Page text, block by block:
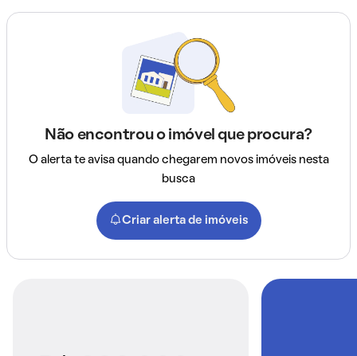
Não encontrou o imóvel que procura?
O alerta te avisa quando chegarem novos imóveis nesta
busca
Criar alerta de imóveis